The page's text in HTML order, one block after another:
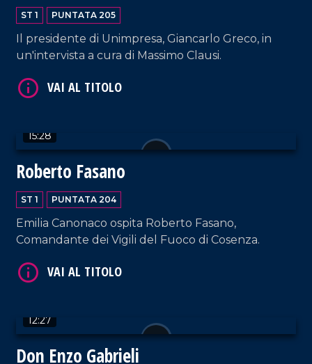
ST 1 PUNTATA 205
Il presidente di Unimpresa, Giancarlo Greco, in
un'intervista a cura di Massimo Clausi.
15:28
Roberto Fasano
ST 1 PUNTATA 204
Emilia Canonaco ospita Roberto Fasano,
Comandante dei Vigili del Fuoco di Cosenza.
12:27
Don Enzo Gabrieli
VAI AL TITOLO
VAI AL TITOLO